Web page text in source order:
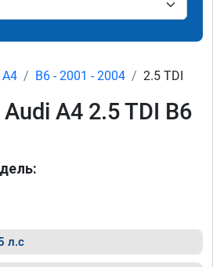
A4 B6 - 2001 - 2004 2.5 TDI
A4 2.5 TDI B6
л.с